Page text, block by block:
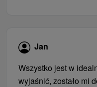
Jan
Wszystko jest w
wyjaśnić, zostało mi